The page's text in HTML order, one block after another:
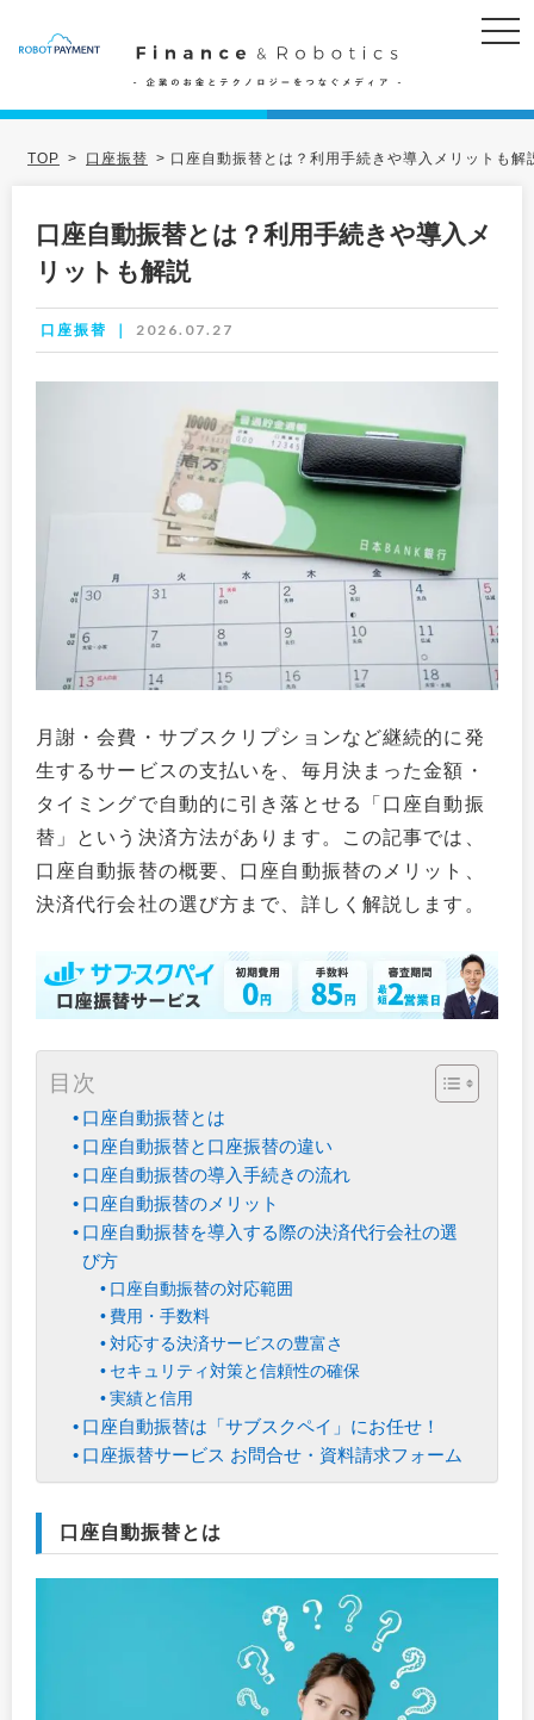
TOP > 口座振替 > 口座自動振替とは？利用手続きや導入メリットも解
口座自動振替とは？利用手続きや導入メ
リットも解説
口座振替 2026.07.27
月謝・会費・サブスクリプションなど継続的に発
生するサービスの支払いを、毎月決まった金額・
タイミングで自動的に引き落とせる「口座自動振
替」という決済方法があります。この記事では、
口座自動振替の概要、口座自動振替のメリット、
決済代行会社の選び方まで、詳しく解説します。
目次
口座自動振替とは
口座自動振替と口座振替の違い
口座自動振替の導入手続きの流れ
口座自動振替のメリット
口座自動振替を導入する際の決済代行会社の選
び方
口座自動振替の対応範囲
費用・手数料
対応する決済サービスの豊富さ
セキュリティ対策と信頼性の確保
実績と信用
口座自動振替は「サブスクペイ」にお任せ！
口座振替サービス お問合せ・資料請求フォーム
口座自動振替とは